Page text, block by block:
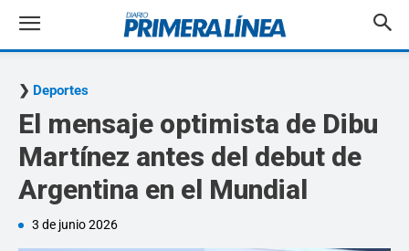
Deportes
El mensaje optimista de Dibu
Martínez antes del debut de
Argentina en el Mundial
3 de junio 2026